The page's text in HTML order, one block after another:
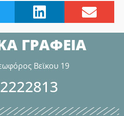
ΓΡΑΦΕΙΑ
Βεϊκου 19